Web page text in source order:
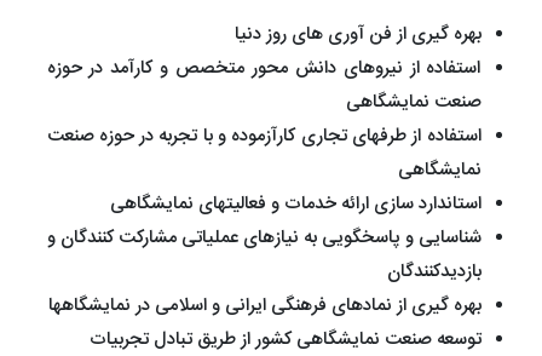
بهره گیری از فن آوری های روز دنیا
استفاده از نیروهای دانش محور متخصص و کارآمد در حوزه
صنعت نمایشگاهی
استفاده از طرفهای تجاری کارآزموده و با تجربه در حوزه صنعت
نمایشگاهی
استاندارد سازی ارائه خدمات و فعالیتهای نمایشگاهی
شناسایی و پاسخگویی به نیازهای عملیاتی مشارکت کنندگان و
بازدیدکنندگان
بهره گیری از نمادهای فرهنگی ایرانی و اسلامی در نمایشگاهها
توسعه صنعت نمایشگاهی کشور از طریق تبادل تجربیات